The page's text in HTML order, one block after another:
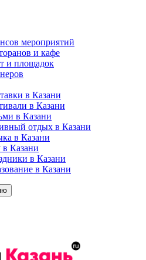
мероприятий
и кафе
и площадок
в Казани
в Казани
в Казани
отдых в Казани
в Казани
Казани
в Казани
в Казани